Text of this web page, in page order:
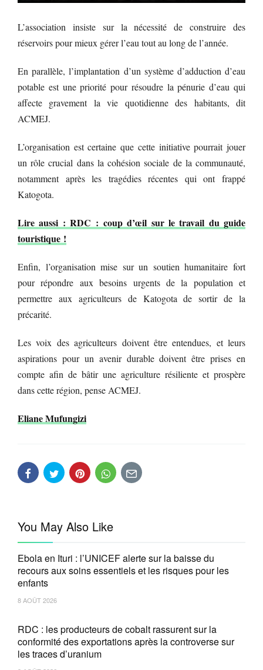
L’association insiste sur la nécessité de construire des
réservoirs pour mieux gérer l’eau tout au long de l’année.
En parallèle, l’implantation d’un système d’adduction d’eau
potable est une priorité pour résoudre la pénurie d’eau qui
affecte gravement la vie quotidienne des habitants, dit
ACMEJ.
L’organisation est certaine que cette initiative pourrait jouer
un rôle crucial dans la cohésion sociale de la communauté,
notamment après les tragédies récentes qui ont frappé
Katogota.
Lire aussi : RDC : coup d’œil sur le travail du guide
touristique !
Enfin, l’organisation mise sur un soutien humanitaire fort
pour répondre aux besoins urgents de la population et
permettre aux agriculteurs de Katogota de sortir de la
précarité.
Les voix des agriculteurs doivent être entendues, et leurs
aspirations pour un avenir durable doivent être prises en
compte afin de bâtir une agriculture résiliente et prospère
dans cette région, pense ACMEJ.
Eliane Mufungizi
You May Also Like
Ebola en Ituri : l’UNICEF alerte sur la baisse du
recours aux soins essentiels et les risques pour les
enfants
8 AOÛT 2026
RDC : les producteurs de cobalt rassurent sur la
conformité des exportations après la controverse sur
les traces d’uranium